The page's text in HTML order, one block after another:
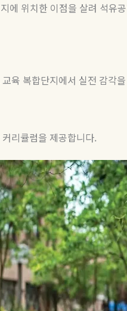
에 위치한 이점을 살려 석유
육 복합단지에서 실전 감각
리큘럼을 제공합니다.